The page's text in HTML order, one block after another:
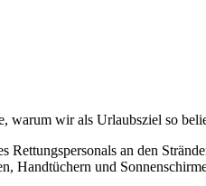
warum wir als Urlaubsziel so
Rettungspersonals an den
Handtüchern und